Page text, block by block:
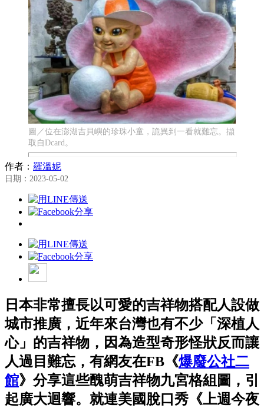
圖／位在澎湖吉貝嶼的珍珠小童，詭異到一看就難忘。擷
取自Dcard。
作者： 羅溫妮
日期：2023-05-02
日本非常擅長以可愛的吉祥物搭配人設做
城市推廣，近年來台灣也有不少「深植人
心」的吉祥物，因為造型奇形怪狀反而讓
人過目難忘，有網友在FB《爆廢公社二
館》分享這些醜萌吉祥物九宮格組圖，引
起廣大迴響。就連美國脫口秀《上週今夜